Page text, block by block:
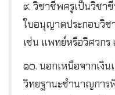
๙. วิชาชีพครูเป็นวิชา
ใบอนุญาตประกอบวิช
เช่น แพทย์หรือวิศวกร
๑๐. นอกเหนือจากเงิ
วิทยฐานะชำนาญการ